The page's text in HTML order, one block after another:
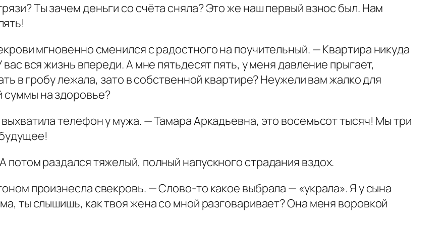
Ты зачем деньги со счёта сняла? Это же наш первый взнос был. Нам
мгновенно сменился с радостного на поучительный. — Квартира никуда
вся жизнь впереди. А мне пятьдесят пять, у меня давление прыгает,
в гробу лежала, зато в собственной квартире? Неужели вам жалко для
суммы на здоровье?
телефон у мужа. — Тамара Аркадьевна, это восемьсот тысяч! Мы три
раздался тяжелый, полный напускного страдания вздох.
произнесла свекровь. — Слово-то какое выбрала — «украла». Я у сына
ты слышишь, как твоя жена со мной разговаривает? Она меня воровкой